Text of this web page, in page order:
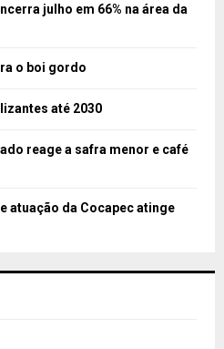
julho em 66% na área da
o boi gordo
até 2030
reage a safra menor e café
atuação da Cocapec atinge